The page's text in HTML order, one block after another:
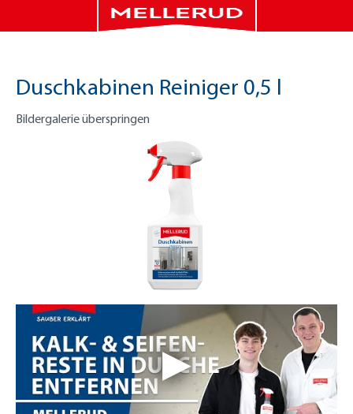
Duschkabinen Reiniger 0,5 l
Bildergalerie überspringen